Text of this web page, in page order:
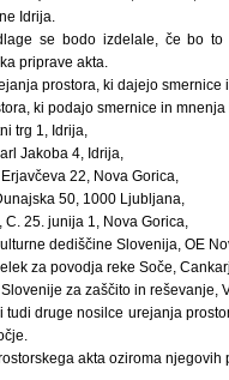
Idrija.
se bodo izdelale, če bo
priprave akta.
prostora, ki dajejo smernice
ki podajo smernice in mnenja
trg 1, Idrija,
Jakoba 4, Idrija,
22, Nova Gorica,
50, 1000 Ljubljana,
25. junija 1, Nova Gorica,
dediščine Slovenija, OE
za povodja reke Soče,
za zaščito in reševanje,
tudi druge nosilce urejanja
akta oziroma njegovih